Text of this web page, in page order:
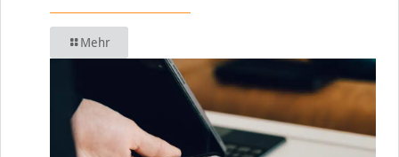
Mehr